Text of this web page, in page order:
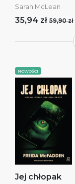
Sarah McLean
35,94 zł 59,90 zł
NOWOŚCI
Jej chłopak